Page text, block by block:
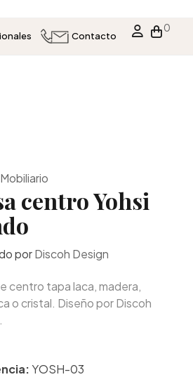
Contacto
0
centro Yohsi
porDiscoh Design
centro tapa laca, madera,
o cristal. Diseño por Discoh
YOSH-03